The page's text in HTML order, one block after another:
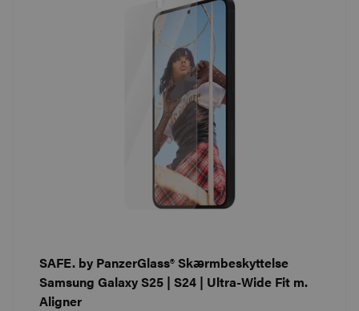
SAFE. by PanzerGlass® Skærmbeskyttelse
Samsung Galaxy S25 | S24 | Ultra-Wide Fit m.
Aligner